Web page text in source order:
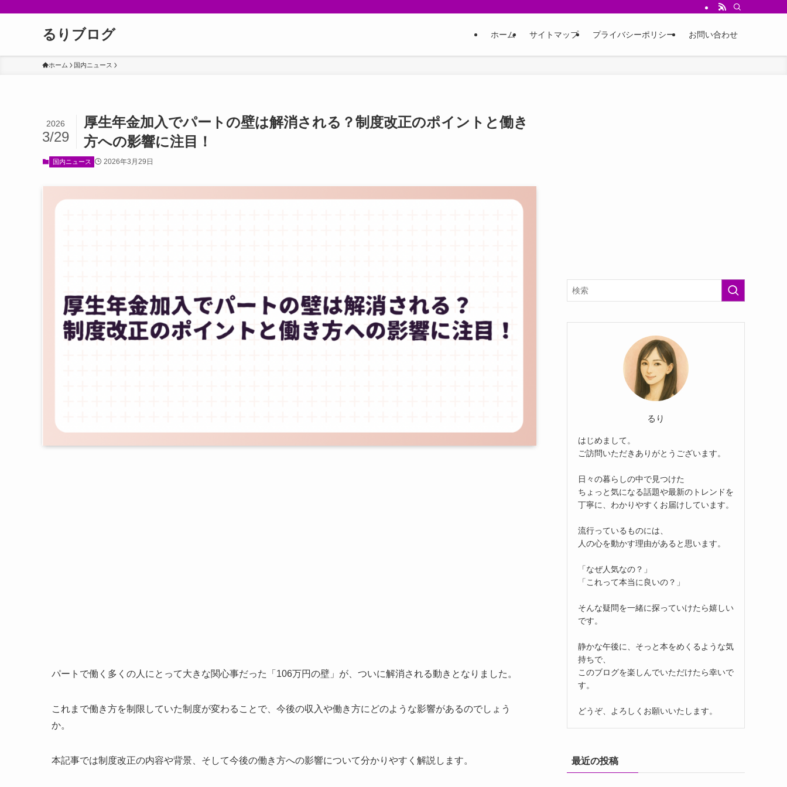
るりブログ ホーム サイトマップ プライバシーポリシー お問い合わせ
ホーム 国内ニュース
厚生年金加入でパートの壁は解消される？制度改正のポイントと働き
方への影響に注目！
2026
3/29
国内ニュース 2026年3月29日
パートで働く多くの人にとって大きな関心事だった「106万円の壁」が、ついに解消される動きとなりました。
これまで働き方を制限していた制度が変わることで、今後の収入や働き方にどのような影響があるのでしょう
か。
本記事では制度改正の内容や背景、そして今後の働き方への影響について分かりやすく解説します。
るり
はじめまして。
ご訪問いただきありがとうございます。
日々の暮らしの中で見つけた
ちょっと気になる話題や最新のトレンドを
丁寧に、わかりやすくお届けしています。
流行っているものには、
人の心を動かす理由があると思います。
「なぜ人気なの？」
「これって本当に良いの？」
そんな疑問を一緒に探っていけたら嬉しい
です。
静かな午後に、そっと本をめくるような気
持ちで、
このブログを楽しんでいただけたら幸いで
す。
どうぞ、よろしくお願いいたします。
最近の投稿